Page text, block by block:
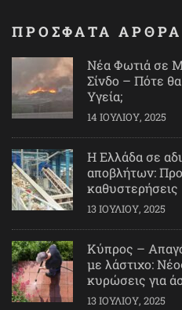
ΠΡΟΣΦΑΤΑ ΑΡΘΡΑ
Νέα Φωτιά σε
Σίνδο – Πότε
Υγεία;
14 ΙΟΥΛΊΟΥ, 2025
Η Ελλάδα σε
αποβλήτων:
καθυστερήσεις
13 ΙΟΥΛΊΟΥ, 2025
Κύπρος –
με λάστιχο:
κυρώσεις για
13 ΙΟΥΛΊΟΥ, 2025